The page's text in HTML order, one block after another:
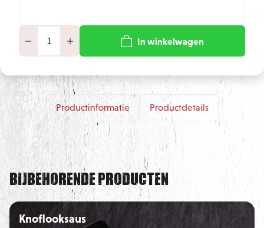
In winkelwagen
Productinformatie Productdetails
Bijbehorende producten
Knoflooksaus